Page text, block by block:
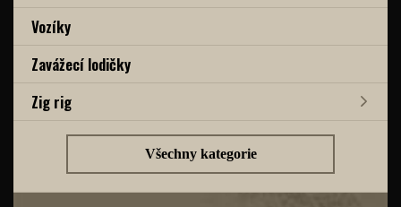
Vozíky
Zavážecí lodičky
Zig rig
Všechny kategorie